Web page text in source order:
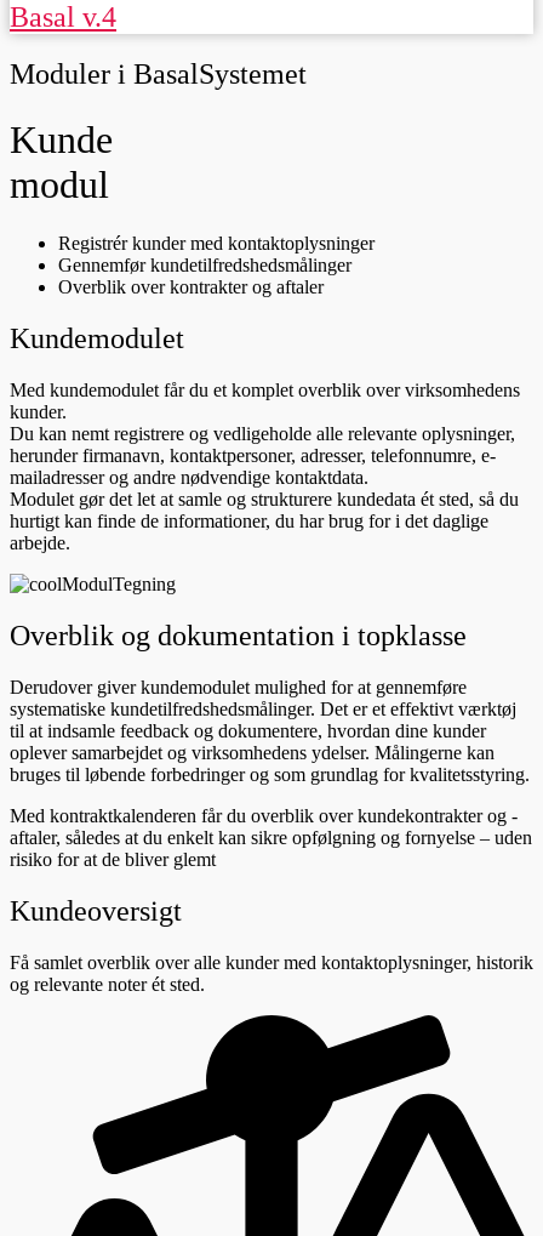
Basal v.4
Moduler i BasalSystemet
Kunde
modul
Registrér kunder med kontaktoplysninger
Gennemfør kundetilfredshedsmålinger
Overblik over kontrakter og aftaler
Kundemodulet
Med kundemodulet får du et komplet overblik over virksomhedens
kunder.
Du kan nemt registrere og vedligeholde alle relevante oplysninger,
herunder firmanavn, kontaktpersoner, adresser, telefonnumre, e-
mailadresser og andre nødvendige kontaktdata.
Modulet gør det let at samle og strukturere kundedata ét sted, så du
hurtigt kan finde de informationer, du har brug for i det daglige
arbejde.
Overblik og dokumentation i topklasse
Derudover giver kundemodulet mulighed for at gennemføre
systematiske kundetilfredshedsmålinger. Det er et effektivt værktøj
til at indsamle feedback og dokumentere, hvordan dine kunder
oplever samarbejdet og virksomhedens ydelser. Målingerne kan
bruges til løbende forbedringer og som grundlag for kvalitetsstyring.
Med kontraktkalenderen får du overblik over kundekontrakter og -
aftaler, således at du enkelt kan sikre opfølgning og fornyelse – uden
risiko for at de bliver glemt
Kundeoversigt
Få samlet overblik over alle kunder med kontaktoplysninger, historik
og relevante noter ét sted.